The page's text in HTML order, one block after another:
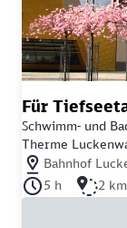
Für
Schwimm- und
Therme
Nächstgelegener
Bahnhof
Dauer der Tour: 5
5 h Länge2 km